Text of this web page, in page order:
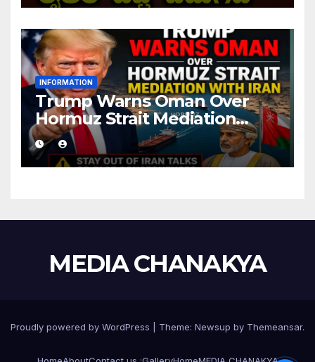
INFORMATION
Trump Warns Oman Over
Hormuz Strait Mediation
With Iran
MEDIA CHANAKYA
Proudly powered by WordPress Theme: Newsup by Themeansar.